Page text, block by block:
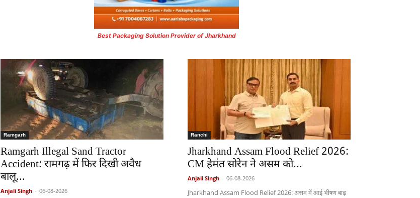
Best Packaging Solution Provider of Jharkhand
Ramgarh
Ramgarh Illegal Sand Tractor
Accident: रामगढ़ में फिर दिखी अवैध
बालू...
Anjali Singh - 06-08-2026
Ranchi
Jharkhand Assam Flood Relief 2026:
CM हेमंत सोरेन ने असम को...
Anjali Singh - 06-08-2026
Jharkhand Assam Flood Relief 2026: असम में आई भीषण बाढ़